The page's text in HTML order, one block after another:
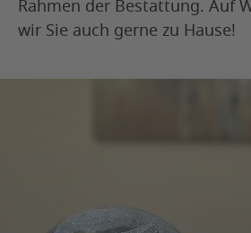
Rahmen der Bestattung. Auf
wir Sie auch gerne zu Hause!